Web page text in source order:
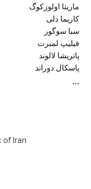
ماریتا اولوزکوگ
کاریما دلی
سبا سوگور
فیلیپ لمبرت
پاتریشا لالوند
پاسکال دوراند
***
of Iran